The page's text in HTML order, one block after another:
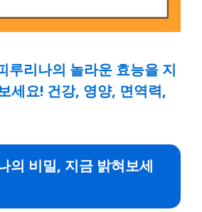
루리나의 놀라운 효능을 지
세요! 건강, 영양, 면역력,
의 비밀, 지금 밝혀보세